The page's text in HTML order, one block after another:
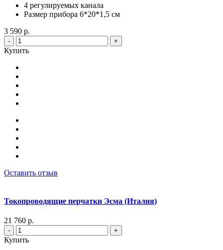
4 регулируемых канала
Размер прибора 6*20*1,5 см
3 590 р.
- +
Купить
Оставить отзыв
Токопроводящие перчатки Эсма (Италия)
21 760 р.
- +
Купить